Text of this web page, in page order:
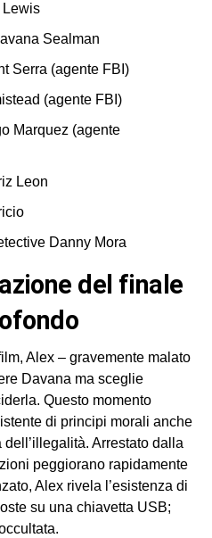
Sealman
Serra (agente FBI)
(agente FBI)
Marquez (agente
Leon
Danny Mora
Alex – gravemente malato
Davana ma sceglie
Questo momento
di principi morali anche
Arrestato dalla
peggiorano rapidamente
Alex rivela l’esistenza di
su una chiavetta USB;